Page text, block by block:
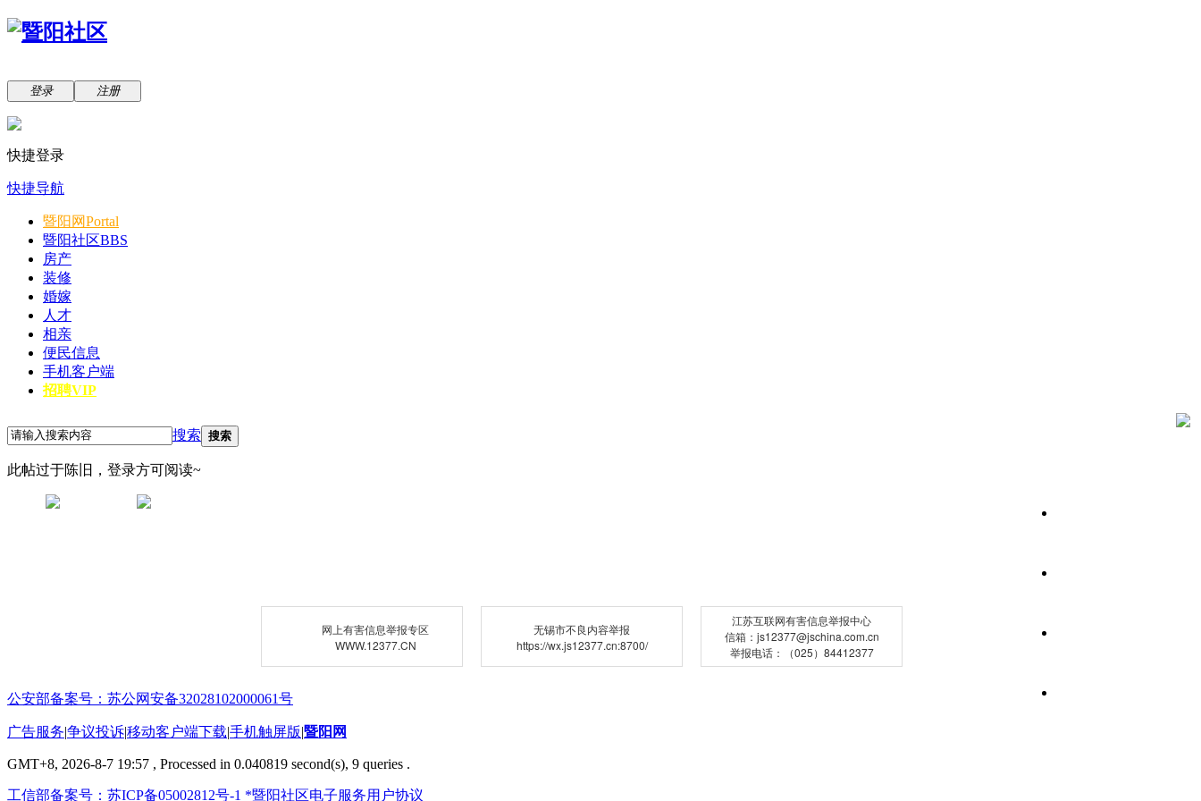
登录 注册
快捷登录
快捷导航
暨阳网Portal
暨阳社区BBS
房产
装修
婚嫁
人才
相亲
便民信息
手机客户端
招聘VIP
搜索 搜索
此帖过于陈旧，登录方可阅读~
网上有害信息举报专区
WWW.12377.CN
无锡市不良内容举报
https://wx.js12377.cn:8700/
江苏互联网有害信息举报中心
信箱：js12377@jschina.com.cn
举报电话：（025）84412377
公安部备案号：苏公网安备32028102000061号
广告服务|争议投诉|移动客户端下载|手机触屏版|暨阳网
GMT+8, 2026-8-7 19:57 , Processed in 0.040819 second(s), 9 queries .
工信部备案号：苏ICP备05002812号-1 *暨阳社区电子服务用户协议